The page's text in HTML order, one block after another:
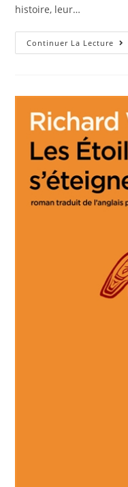
histoire, leur…
Continuer La Lecture